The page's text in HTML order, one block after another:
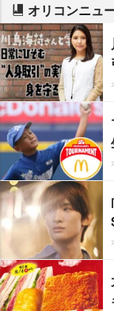
オリコンニュ